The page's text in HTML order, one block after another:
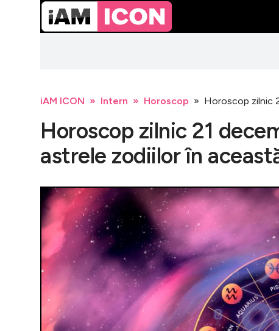
iAM ICON Intern Horoscop Horoscop zilnic
Horoscop zilnic 21
astrele zodiilor în